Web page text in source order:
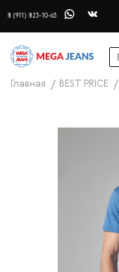
8 (911) 823-10-63
Главная BEST PRICE